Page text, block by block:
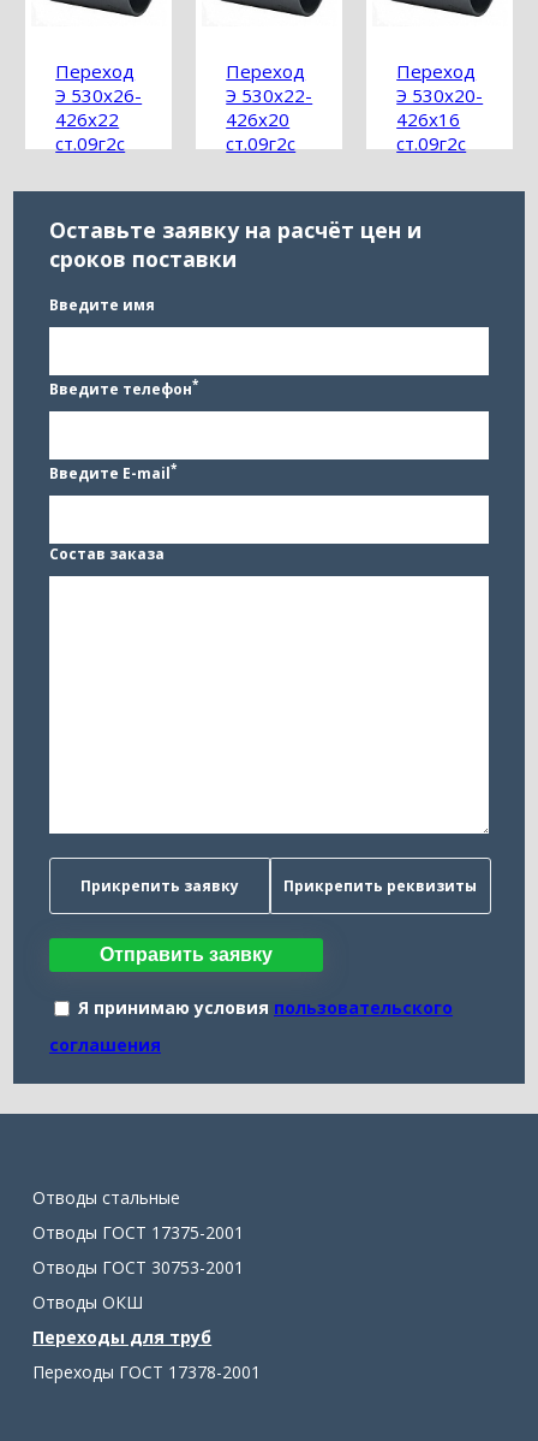
Переход
Э 530х26-
426х22
ст.09г2с
17378-
Переход
Э 530х22-
426х20
ст.09г2с
17378-
Переход
Э 530х20-
426х16
ст.09г2с
17378-
Оставьте заявку на расчёт цен и
сроков поставки
Введите имя
Введите телефон*
Введите E-mail*
Состав заказа
Прикрепить заявку Прикрепить реквизиты
Отправить заявку
Я принимаю условия пользовательского
соглашения
Отводы стальные
Отводы ГОСТ 17375-2001
Отводы ГОСТ 30753-2001
Отводы ОКШ
Переходы для труб
Переходы ГОСТ 17378-2001